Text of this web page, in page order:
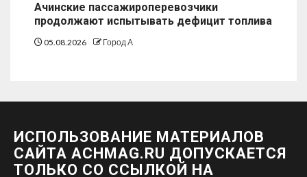
Ачинские пассажироперевозчики
продолжают испытывать дефицит топлива
05.08.2026 Город А
ИСПОЛЬЗОВАНИЕ МАТЕРИАЛОВ
САЙТА ACHMAG.RU ДОПУСКАЕТСЯ
ТОЛЬКО СО ССЫЛКОЙ НА